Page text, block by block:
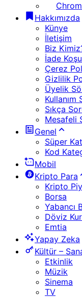
Hakkımızda
Künye
İletişim
Biz
İade
Çerez
Gizlilik
Üyelik
Kullanım
Sıkça
Mesafeli
Genel
Süper
Kod
Mobil
Kripto Para
Kripto
Borsa
Yabancı
Döviz
Emtia
Yapay Zeka
Kültür –
Etkinlik
Müzik
Sinema
TV